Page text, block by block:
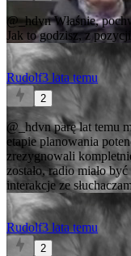
@_hdvnWłaśnie,
Jak to godzisz, z
Rudolf3 lata temu
2
@_hdvnparę lat temu
etapie planowania
zrezygnowali
zostało, radio miało
interakcje ze
Rudolf3 lata temu
2